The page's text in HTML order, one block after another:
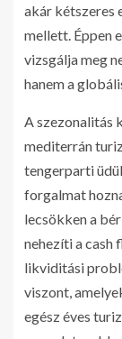
akár kétszeres
mellett. Éppen
vizsgálja meg
hanem a
A szezonalitás
mediterrán
tengerparti
forgalmat
lecsökken a
nehezíti a cash
likviditási
viszont,
egész éves